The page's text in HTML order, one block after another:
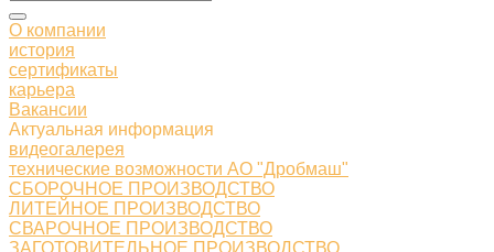
О компании
история
сертификаты
карьера
Вакансии
Актуальная информация
видеогалерея
технические возможности АО "Дробмаш"
СБОРОЧНОЕ ПРОИЗВОДСТВО
ЛИТЕЙНОЕ ПРОИЗВОДСТВО
СВАРОЧНОЕ ПРОИЗВОДСТВО
ЗАГОТОВИТЕЛЬНОЕ ПРОИЗВОДСТВО